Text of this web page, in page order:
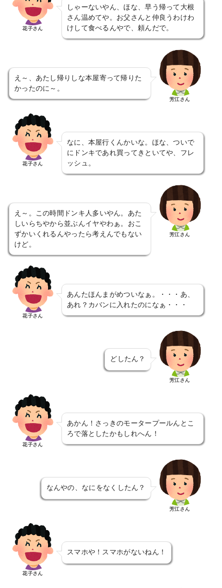
花子さん
しゃーないやん、ほな、早う帰って大根
さん温めてや。お父さんと仲良うわけわ
けして食べるんやで、頼んだで。
え～、あたし帰りしな本屋寄って帰りた
かったのに～。
芳江さん
花子さん
なに、本屋行くんかいな。ほな、ついで
にドンキであれ買ってきといてや、フレ
ッシュ。
え～。この時間ドンキ人多いやん。あた
しいらちやから並ぶんイヤやわぁ。おこ
ずかいくれるんやったら考えんでもない
けど。
芳江さん
花子さん
あんたほんまがめついなぁ。・・・あ、
あれ？カバンに入れたのになぁ・・・
どしたん？
芳江さん
花子さん
あかん！さっきのモータープールんとこ
ろで落としたかもしれへん！
なんやの、なにをなくしたん？
芳江さん
花子さん
スマホや！スマホがないねん！